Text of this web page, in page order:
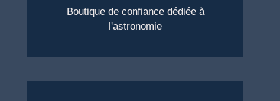
Boutique de confiance dédiée à
l'astronomie